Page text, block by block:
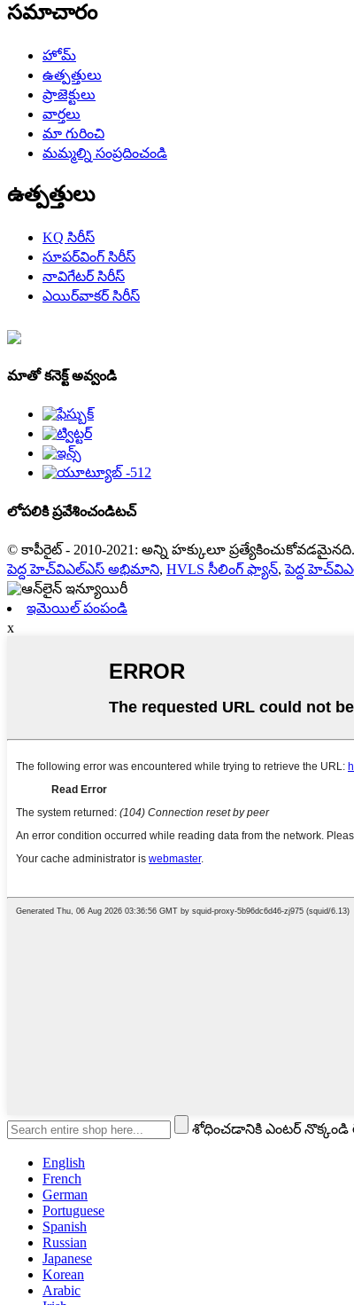
సమాచారం
హోమ్
ఉత్పత్తులు
ప్రాజెక్టులు
వార్తలు
మా గురించి
మమ్మల్ని సంప్రదించండి
ఉత్పత్తులు
KQ సిరీస్
సూపర్‌వింగ్ సిరీస్
నావిగేటర్ సిరీస్
ఎయిర్‌వాకర్ సిరీస్
మాతో కనెక్ట్ అవ్వండి
లోపలికి ప్రవేశించండిటచ్
© కాపీరైట్ - 2010-2021: అన్ని హక్కులూ ప్రత్యేకించుకోవడమైనది.
పెద్ద హెచ్‌విఎల్‌ఎస్ అభిమాని, HVLS సీలింగ్ ఫ్యాన్,పెద్ద
ఇమెయిల్ పంపండి
x
శోధించడానికి ఎంటర్
English
French
German
Portuguese
Spanish
Russian
Japanese
Korean
Arabic